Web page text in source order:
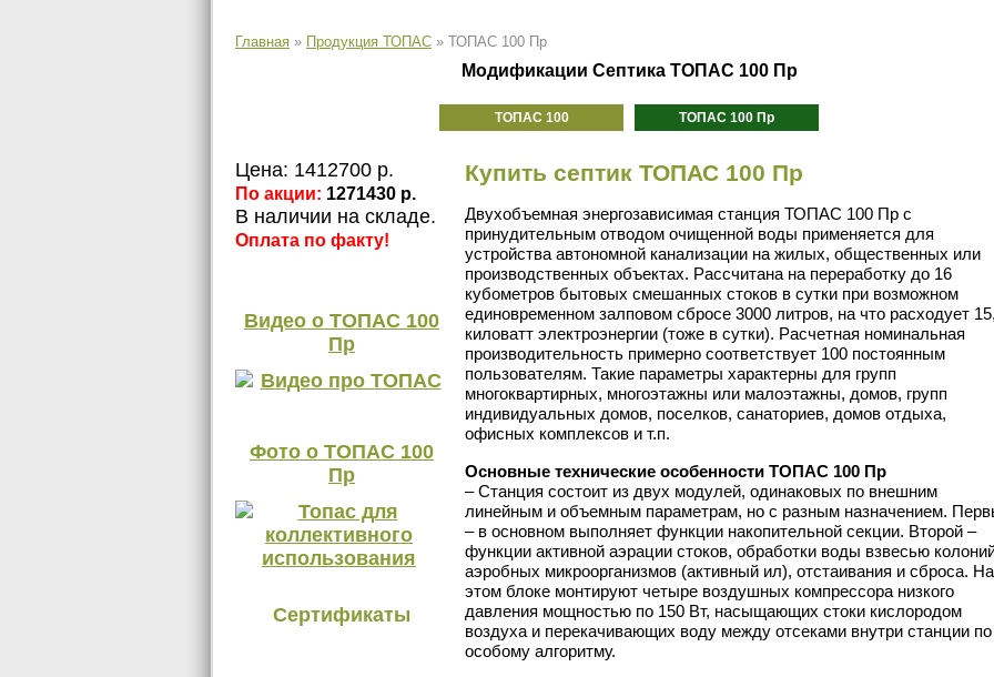
Главная » Продукция ТОПАС » ТОПАС 100 Пр
Модификации Септика ТОПАС 100 Пр
ТОПАС 100 ТОПАС 100 Пр
Цена: 1412700 р.
По акции: 1271430 р.
В наличии на складе.
Оплата по факту!
Видео о ТОПАС 100
Пр
Фото о ТОПАС 100
Пр
Сертификаты
Купить септик ТОПАС 100 Пр
Двухобъемная энергозависимая станция ТОПАС 100 Пр с
принудительным отводом очищенной воды применяется для
устройства автономной канализации на жилых, общественных или
производственных объектах. Рассчитана на переработку до 16
кубометров бытовых смешанных стоков в сутки при возможном
единовременном залповом сбросе 3000 литров, на что расходует
киловатт электроэнергии (тоже в сутки). Расчетная номинальная
производительность примерно соответствует 100 постоянным
пользователям. Такие параметры характерны для групп
многоквартирных, многоэтажны или малоэтажны, домов, групп
индивидуальных домов, поселков, санаториев, домов отдыха,
офисных комплексов и т.п.
Основные технические особенности ТОПАС 100 Пр
– Станция состоит из двух модулей, одинаковых по внешним
линейным и объемным параметрам, но с разным назначением.
– в основном выполняет функции накопительной секции. Второй –
функции активной аэрации стоков, обработки воды взвесью
аэробных микроорганизмов (активный ил), отстаивания и сброса. На
этом блоке монтируют четыре воздушных компрессора низкого
давления мощностью по 150 Вт, насыщающих стоки кислородом
воздуха и перекачивающих воду между отсеками внутри станции по
особому алгоритму.